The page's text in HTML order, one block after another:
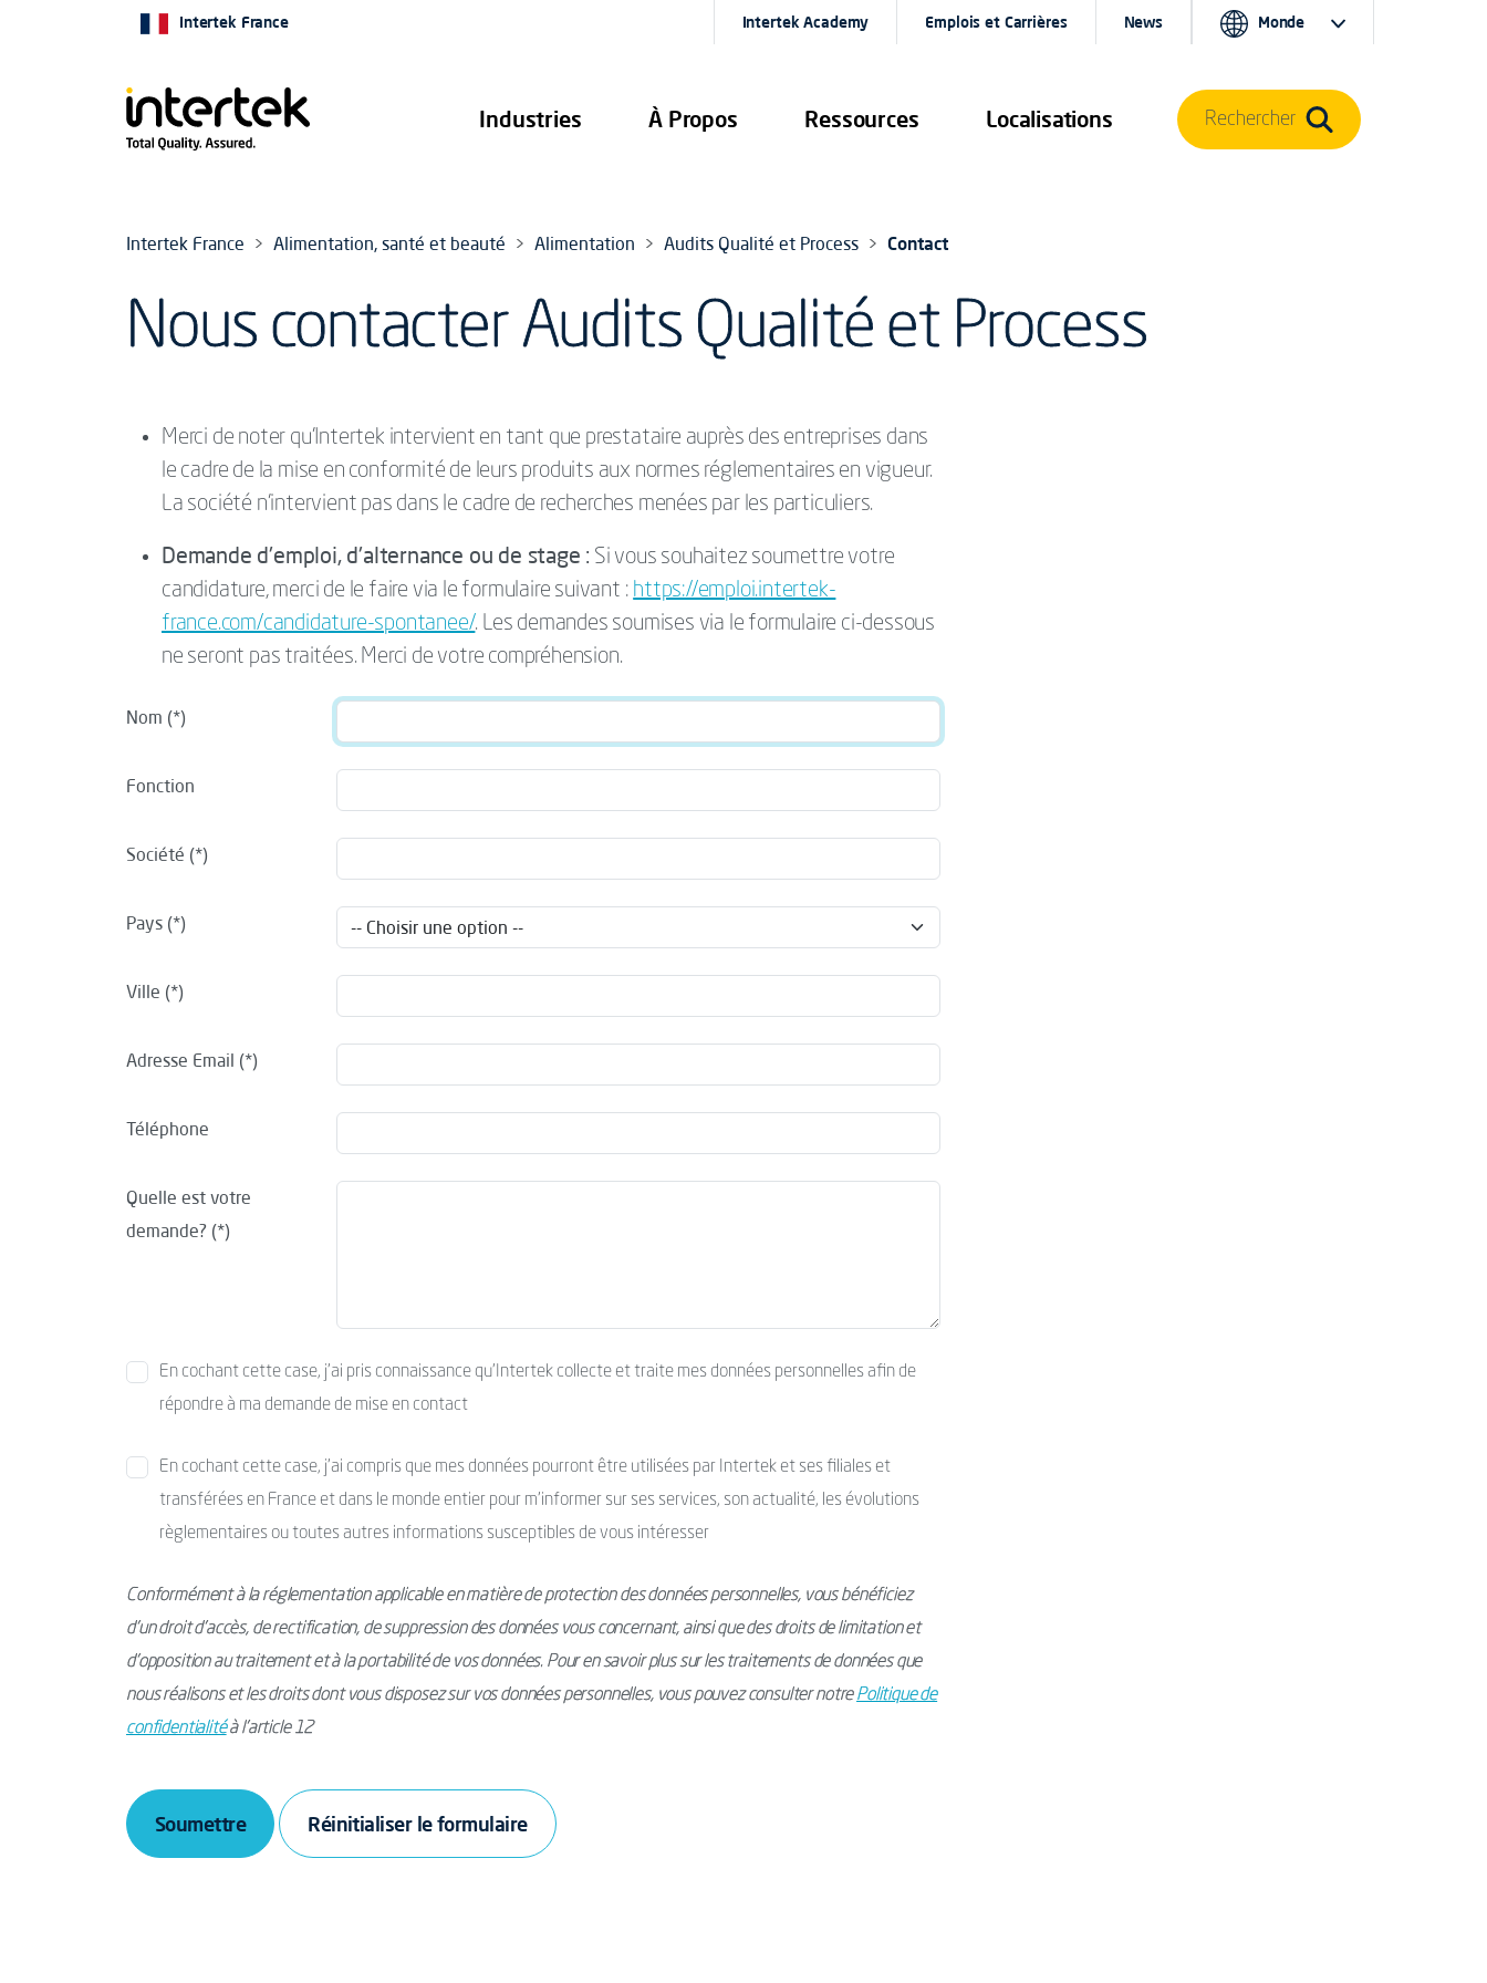
Industries À Propos Ressources Localisations
Intertek France Intertek Academy Emplois et Carrières News Monde
Rechercher
Intertek France Alimentation, santé et beauté Alimentation Audits Qualité et Process Contact
Nous contacter Audits Qualité et Process
Merci de noter qu’Intertek intervient en tant que prestataire auprès des entreprises dans
le cadre de la mise en conformité de leurs produits aux normes réglementaires en vigueur.
La société n’intervient pas dans le cadre de recherches menées par les particuliers.
Demande d'emploi, d'alternance ou de stage : Si vous souhaitez soumettre votre
candidature, merci de le faire via le formulaire suivant : https://emploi.intertek-
france.com/candidature-spontanee/. Les demandes soumises via le formulaire ci-dessous
ne seront pas traitées. Merci de votre compréhension.
Nom
Fonction
Société
Pays
Ville
Adresse Email
Téléphone
Quelle est votre
demande?
En cochant cette case, j’ai pris connaissance qu’Intertek collecte et traite mes données personnelles afin de
répondre à ma demande de mise en contact
En cochant cette case, j’ai compris que mes données pourront être utilisées par Intertek et ses filiales et
transférées en France et dans le monde entier pour m’informer sur ses services, son actualité, les évolutions
règlementaires ou toutes autres informations susceptibles de vous intéresser
Conformément à la réglementation applicable en matière de protection des données personnelles, vous bénéficiez
d’un droit d’accès, de rectification, de suppression des données vous concernant, ainsi que des droits de limitation et
d’opposition au traitement et à la portabilité de vos données. Pour en savoir plus sur les traitements de données que
nous réalisons et les droits dont vous disposez sur vos données personnelles, vous pouvez consulter notrePolitique de
confidentialitéà l’article 12
Soumettre